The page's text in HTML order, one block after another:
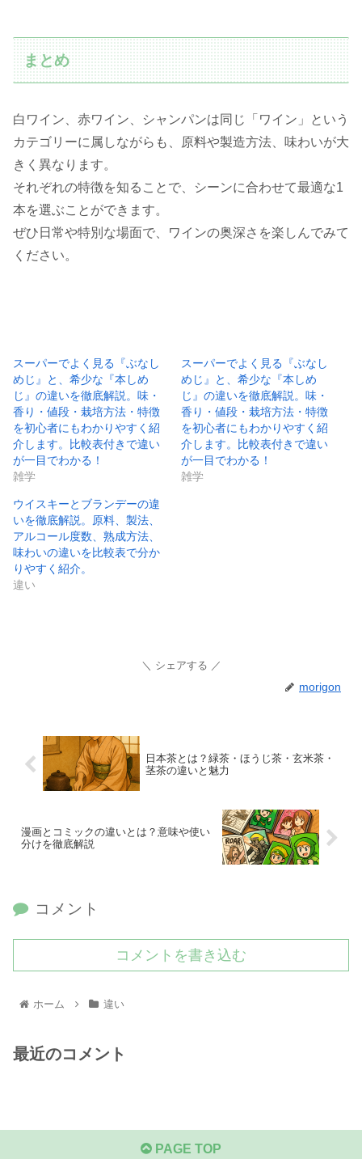
まとめ
白ワイン、赤ワイン、シャンパンは同じ「ワイン」という
カテゴリーに属しながらも、原料や製造方法、味わいが大
きく異なります。
それぞれの特徴を知ることで、シーンに合わせて最適な1
本を選ぶことができます。
ぜひ日常や特別な場面で、ワインの奥深さを楽しんでみて
ください。
スーパーでよく見る『ぶなし
めじ』と、希少な『本しめ
じ』の違いを徹底解説。味・
香り・値段・栽培方法・特徴
を初心者にもわかりやすく紹
介します。比較表付きで違い
が一目でわかる！
雑学
スーパーでよく見る『ぶなし
めじ』と、希少な『本しめ
じ』の違いを徹底解説。味・
香り・値段・栽培方法・特徴
を初心者にもわかりやすく紹
介します。比較表付きで違い
が一目でわかる！
雑学
ウイスキーとブランデーの違
いを徹底解説。原料、製法、
アルコール度数、熟成方法、
味わいの違いを比較表で分か
りやすく紹介。
違い
シェアする
morigon
日本茶とは？緑茶・ほうじ茶・玄米茶・
茎茶の違いと魅力
漫画とコミックの違いとは？意味や使い
分けを徹底解説
コメント
コメントを書き込む
ホーム 違い
最近のコメント
PAGE TOP